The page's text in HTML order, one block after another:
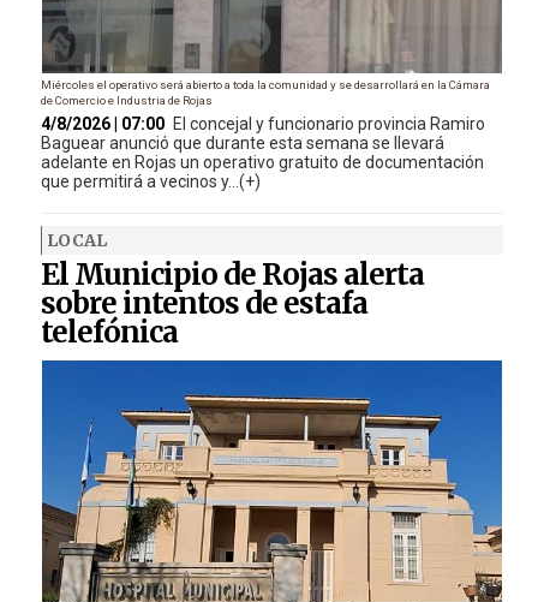
Miércoles el operativo será abierto a toda la comunidad y se desarrollará en la Cámara
de Comercio e Industria de Rojas
4/8/2026 | 07:00 El concejal y funcionario provincia Ramiro
Baguear anunció que durante esta semana se llevará
adelante en Rojas un operativo gratuito de documentación
que permitirá a vecinos y...(+)
LOCAL
El Municipio de Rojas alerta
sobre intentos de estafa
telefónica